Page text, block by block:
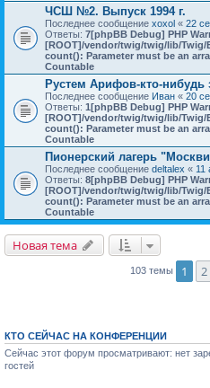
ЧСШ №2. Выпуск 1994 г.
Последнее сообщение xoxol « 22
Ответы: 7[phpBB Debug] PHP
[ROOT]/vendor/twig/twig/lib/Twig/
count(): Parameter must be an
Countable
Рустем Арифов-кто-нибудь
Последнее сообщение Иван « 20
Ответы: 1[phpBB Debug] PHP
[ROOT]/vendor/twig/twig/lib/Twig/
count(): Parameter must be an
Countable
Пионерский лагерь
Последнее сообщение deltalex « 11
Ответы: 8[phpBB Debug] PHP
[ROOT]/vendor/twig/twig/lib/Twig/
count(): Parameter must be an
Countable
Новая тема
103 темы 1 2
КТО СЕЙЧАС НА КОНФЕРЕНЦИИ
Сейчас этот форум просматривают: нет
гостей